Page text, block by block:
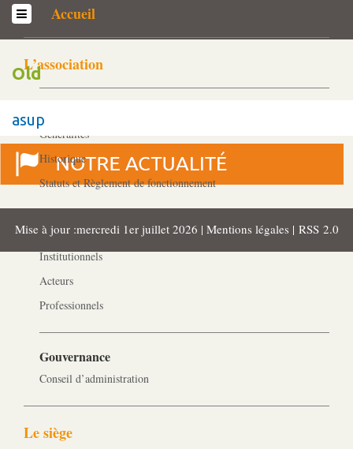
Accueil
L’association
Généralités
Historique
Statuts et Règlement de fonctionnement
Nos partenaires
Institutionnels
Acteurs
Professionnels
Gouvernance
Conseil d’administration
Le siège
Old
asup
Mise à jour :mercredi 1er juillet 2026 | Mentions légales | RSS 2.0